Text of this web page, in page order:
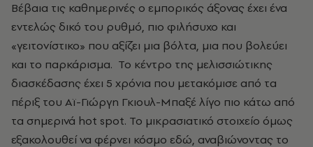
Βέβαια τις καθημερινές ο εμπορικός άξονας έχει ένα
εντελώς δικό του ρυθμό, πιο φιλήσυχο και
«γειτονίστικο» που αξίζει μια βόλτα, μια που βολεύει
και το παρκάρισμα. Το κέντρο της μελισσιώτικης
διασκέδασης έχει 5 χρόνια που μετακόμισε από τα
πέριξ του Αϊ-Γιώργη Γκιουλ-Μπαξέ λίγο πιο κάτω από
τα σημερινά hot spot. Το μικρασιατικό στοιχείο όμως
εξακολουθεί να φέρνει κόσμο εδώ, αναβιώνοντας το